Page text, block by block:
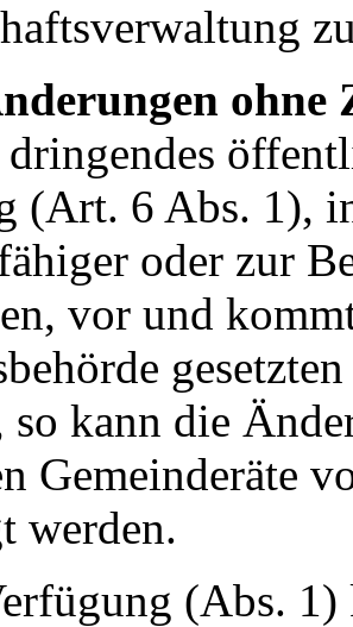
(Art. 6 Abs. 1),
oder zur
vor und
so kann die
Gemeinderäte
werden.
(Abs.